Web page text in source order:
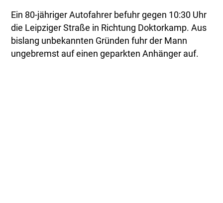
Ein 80-jähriger Autofahrer befuhr gegen 10:30 Uhr
die Leipziger Straße in Richtung Doktorkamp. Aus
bislang unbekannten Gründen fuhr der Mann
ungebremst auf einen geparkten Anhänger auf.